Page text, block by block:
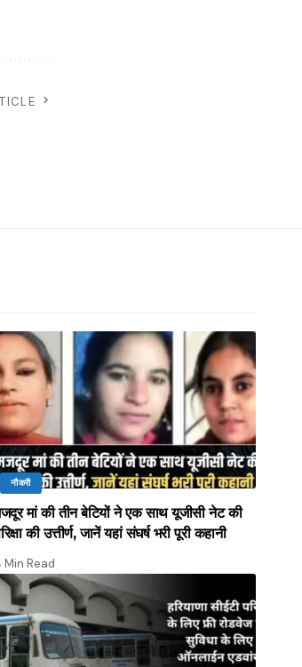
नौकरी
मां की तीन बेटियों ने एक साथ यूजीसी नेट की
की उत्तीर्ण, जानें यहां संघर्ष भरी पूरी कहानी
Min Read